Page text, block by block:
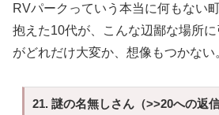
RVパークっていう本当に何もない
抱えた10代が、こんな辺鄙な場所
がどれだけ大変か、想像もつかない
21. 謎の名無しさん（>>20への返信